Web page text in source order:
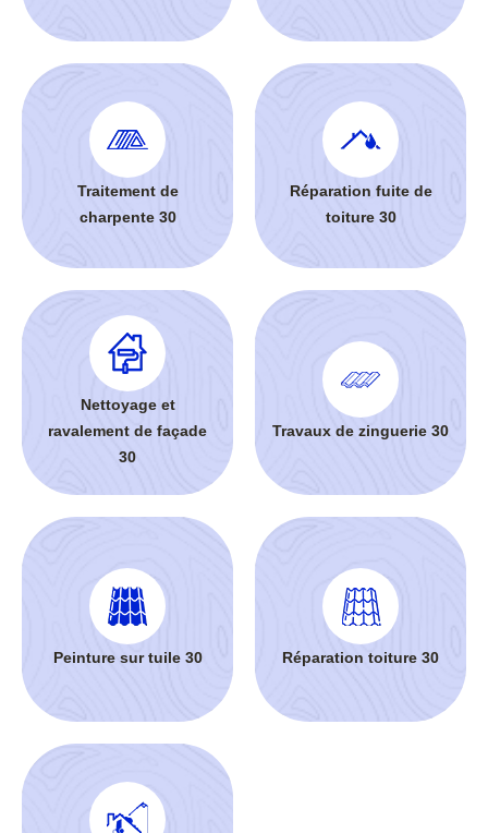
Traitement de
charpente 30
Réparation fuite de
toiture 30
Nettoyage et
ravalement de façade
30
Travaux de zinguerie 30
Peinture sur tuile 30 Réparation toiture 30